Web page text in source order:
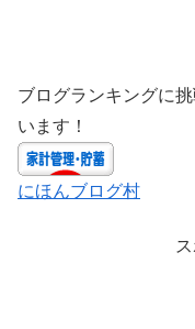
ブログランキングに
います！
にほんブログ村